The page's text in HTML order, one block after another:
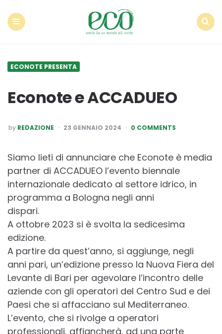
ECONOTE PRESENTA
Econote e ACCADUEO
POSTED
BY
by REDAZIONE 23 GENNAIO 2024 0 COMMENTS
Siamo lieti di annunciare che Econote è media
partner di ACCADUEO l’evento biennale
internazionale dedicato al settore idrico, in
programma a Bologna negli anni
dispari.
A ottobre 2023 si è svolta la sedicesima
edizione.
A partire da quest’anno, si aggiunge, negli
anni pari, un’edizione presso la Nuova Fiera del
Levante di Bari per agevolare l’incontro delle
aziende con gli operatori del Centro Sud e dei
Paesi che si affacciano sul Mediterraneo.
L’evento, che si rivolge a operatori
professionali, affiancherà, ad una parte